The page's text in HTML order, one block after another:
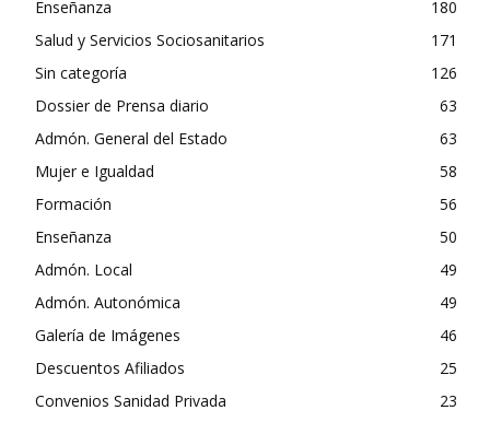
Enseñanza
180
Salud y Servicios Sociosanitarios
171
Sin categoría
126
Dossier de Prensa diario
63
Admón. General del Estado
63
Mujer e Igualdad
58
Formación
56
Enseñanza
50
Admón. Local
49
Admón. Autonómica
49
Galería de Imágenes
46
Descuentos Afiliados
25
Convenios Sanidad Privada
23